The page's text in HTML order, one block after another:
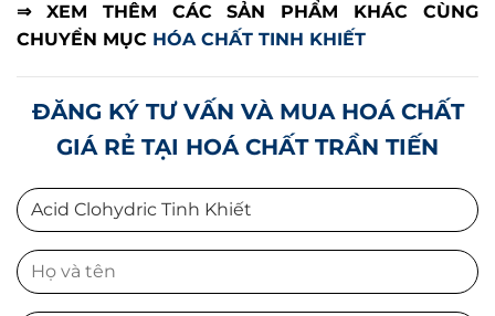
⇒ XEM THÊM CÁC SẢN PHẨM KHÁC CÙNG
CHUYỂN MỤC HÓA CHẤT TINH KHIẾT
ĐĂNG KÝ TƯ VẤN VÀ MUA HOÁ CHẤT
GIÁ RẺ TẠI HOÁ CHẤT TRẦN TIẾN